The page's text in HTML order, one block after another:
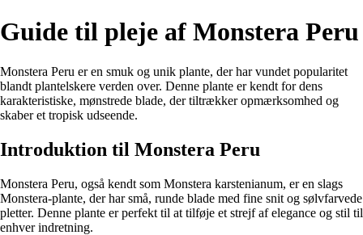
Guide til pleje af Monstera Peru
Monstera Peru er en smuk og unik plante, der har vundet popularitet
blandt plantelskere verden over. Denne plante er kendt for dens
karakteristiske, mønstrede blade, der tiltrækker opmærksomhed og
skaber et tropisk udseende.
Introduktion til Monstera Peru
Monstera Peru, også kendt som Monstera karstenianum, er en slags
Monstera-plante, der har små, runde blade med fine snit og sølvfarvede
pletter. Denne plante er perfekt til at tilføje et strejf af elegance og stil til
enhver indretning.